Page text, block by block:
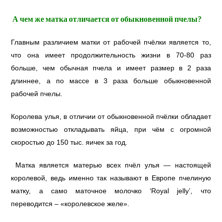
А чем же матка отличается от обыкновенной пчелы?
Главным различием матки от рабочей пчёлки является то,
чтоона имеет продолжительность жизни в 70-80 раз
больше, чем обычная пчела и имеет размер в 2 раза
длиннее, а по массе в 3 раза больше обыкновенной
рабочей пчелы.
Королева улья, в отличии от обыкновенной пчёлки обладает
возможностью откладывать яйца, при чём с огромной
скоростью до 150 тыс. яичек за год.
Матка является матерью всех пчёл улья — настоящей
королевой, ведь именно так называют в Европе пчелиную
матку, а само маточное молочко ‘Royal jelly’, что
переводится – «королевское желе».